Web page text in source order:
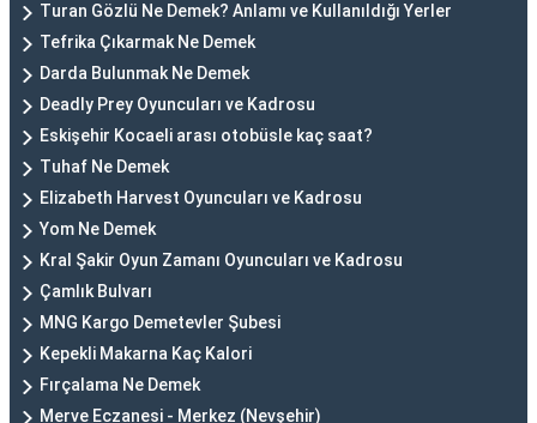
Turan Gözlü Ne Demek? Anlamı ve Kullanıldığı Yerler
Tefrika Çıkarmak Ne Demek
Darda Bulunmak Ne Demek
Deadly Prey Oyuncuları ve Kadrosu
Eskişehir Kocaeli arası otobüsle kaç saat?
Tuhaf Ne Demek
Elizabeth Harvest Oyuncuları ve Kadrosu
Yom Ne Demek
Kral Şakir Oyun Zamanı Oyuncuları ve Kadrosu
Çamlık Bulvarı
MNG Kargo Demetevler Şubesi
Kepekli Makarna Kaç Kalori
Fırçalama Ne Demek
Merve Eczanesi - Merkez (Nevşehir)